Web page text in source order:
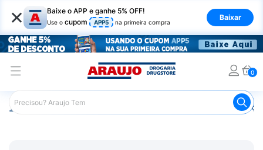
× Baixe o APP e ganhe 5% OFF!
Use o cupom APP5 na primeira compra
Baixar
0
Araujo Medicamentos Remédios para Alergias e